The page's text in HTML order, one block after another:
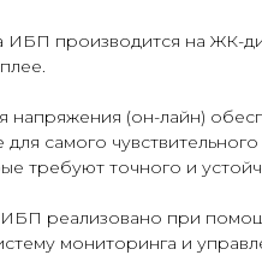
ИБП производится на
напряжения (он-лайн)
для самого
требуют точного и
реализовано при
мониторинга и